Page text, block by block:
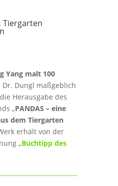
Tiergarten
Yang malt 100
Dungl maßgeblich
Herausgabe des
„PANDAS – eine
dem Tiergarten
erhält von der
„Buchtipp des